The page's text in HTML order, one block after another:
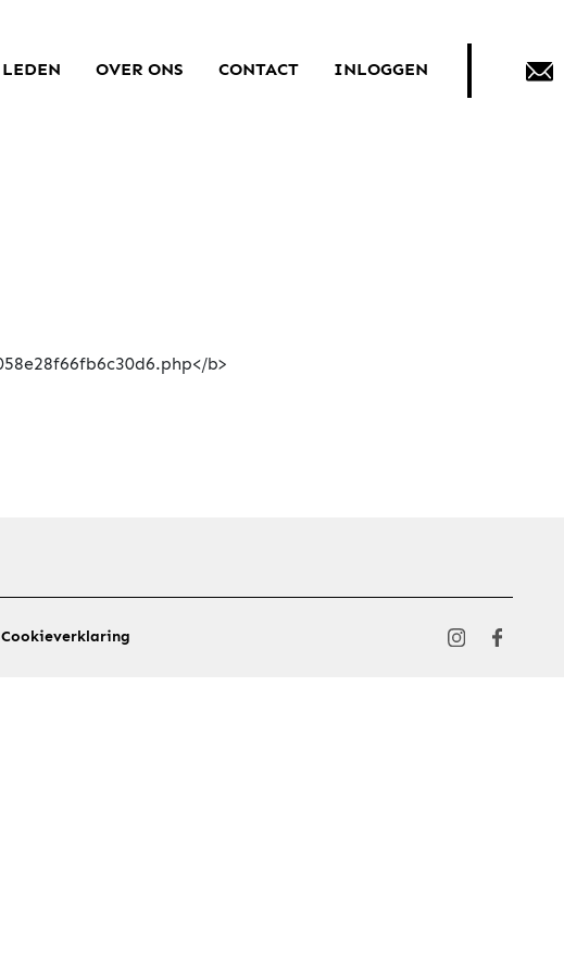
LEDEN OVER ONS CONTACT INLOGGEN
Cookieverklaring